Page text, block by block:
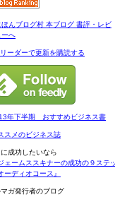
ーダーで更新を購読する
年下半期 おすすめビジネス書
スメのビジネス誌
成功したいなら
ェームススキナーの成功の９ステ
ーディオコース』
ガ発行者のブログ